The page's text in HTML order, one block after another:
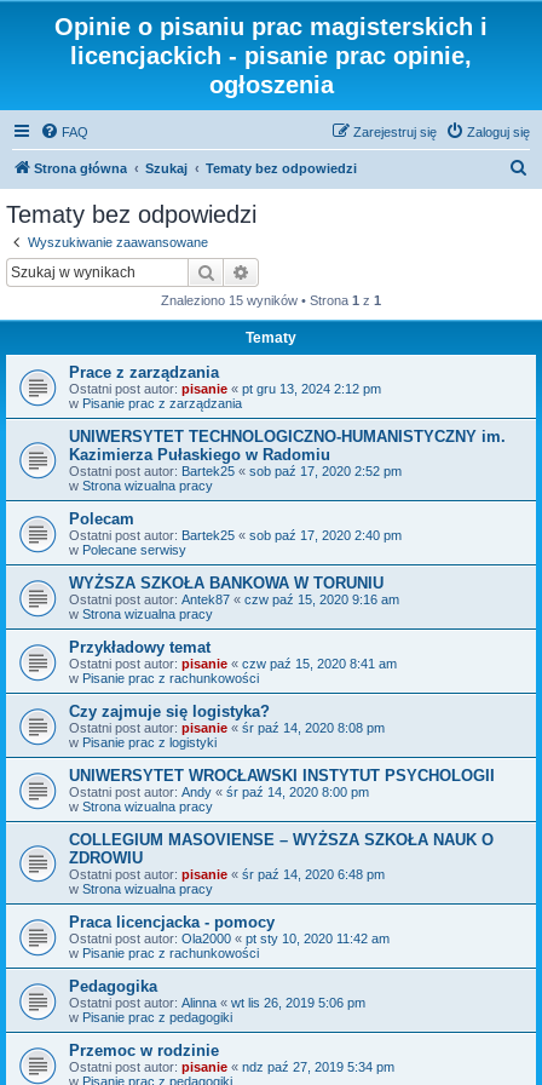
Opinie o pisaniu prac magisterskich i
licencjackich - pisanie prac opinie,
ogłoszenia
FAQ Zaloguj się
Zarejestruj się
Strona główna Szukaj Tematy bez odpowiedzi
Tematy bez odpowiedzi
Wyszukiwanie zaawansowane
Szukaj
Znaleziono 15 wyników • Strona 1 z 1
Tematy
Prace z zarządzania
Ostatni post autor: pisanie « pt gru 13, 2024 2:12 pm
w Pisanie prac z zarządzania
UNIWERSYTET TECHNOLOGICZNO-HUMANISTYCZNY im.
Kazimierza Pułaskiego w Radomiu
Ostatni post autor: Bartek25 « sob paź 17, 2020 2:52 pm
w Strona wizualna pracy
Polecam
Ostatni post autor: Bartek25 « sob paź 17, 2020 2:40 pm
w Polecane serwisy
WYŻSZA SZKOŁA BANKOWA W TORUNIU
Ostatni post autor: Antek87 « czw paź 15, 2020 9:16 am
w Strona wizualna pracy
Przykładowy temat
Ostatni post autor: pisanie « czw paź 15, 2020 8:41 am
w Pisanie prac z rachunkowości
Czy zajmuje się logistyka?
Ostatni post autor: pisanie « śr paź 14, 2020 8:08 pm
w Pisanie prac z logistyki
UNIWERSYTET WROCŁAWSKI INSTYTUT PSYCHOLOGII
Ostatni post autor: Andy « śr paź 14, 2020 8:00 pm
w Strona wizualna pracy
COLLEGIUM MASOVIENSE – WYŻSZA SZKOŁA NAUK O
ZDROWIU
Ostatni post autor: pisanie « śr paź 14, 2020 6:48 pm
w Strona wizualna pracy
Praca licencjacka - pomocy
Ostatni post autor: Ola2000 « pt sty 10, 2020 11:42 am
w Pisanie prac z rachunkowości
Pedagogika
Ostatni post autor: Alinna « wt lis 26, 2019 5:06 pm
w Pisanie prac z pedagogiki
Przemoc w rodzinie
Ostatni post autor: pisanie « ndz paź 27, 2019 5:34 pm
w Pisanie prac z pedagogiki